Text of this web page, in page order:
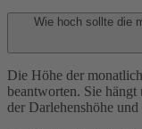
Wie hoch sollte die
Die Höhe der
beantworten. Sie
der Darlehenshöhe